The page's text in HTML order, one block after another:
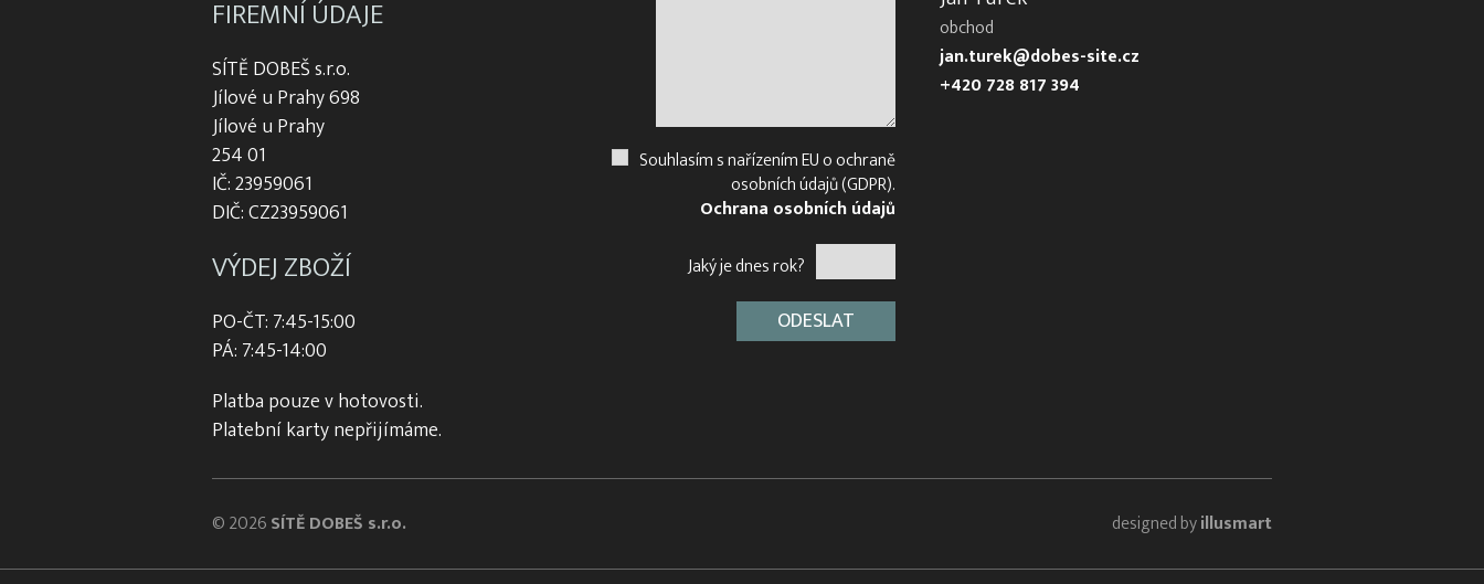
FIREMNÍ ÚDAJE
SÍTĚ DOBEŠ s.r.o.
Jílové u Prahy 698
Jílové u Prahy
254 01
IČ: 23959061
DIČ: CZ23959061
VÝDEJ ZBOŽÍ
PO-ČT: 7:45-15:00
PÁ: 7:45-14:00
Platba pouze v hotovosti.
Platební karty nepřijímáme.
Souhlasím s nařízením EU o ochraně
osobních údajů (GDPR).
Ochrana osobních údajů
Jaký je dnes rok?
obchod
jan.turek@dobes-site.cz
+420 728 817 394
© 2026SÍTĚ DOBEŠ s.r.o. designed byillusmart